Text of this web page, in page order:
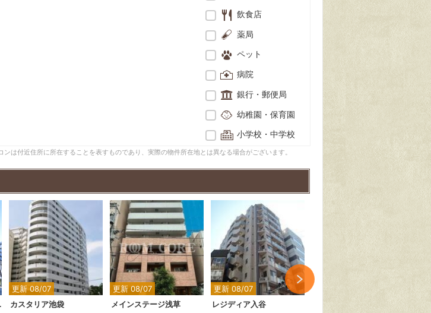
飲食店
薬局
ペット
病院
銀行・郵便局
幼稚園・保育園
小学校・中学校
は付近住所に所在することを表すものであり、実際の物件所在地とは異なる場合がございます。
ート
更新 08/07
2
カスタリア池袋
更新 08/07
2 2
メインステージ浅草
更新 08/07
2 2
レジディア入谷
2
ラクラス田原町